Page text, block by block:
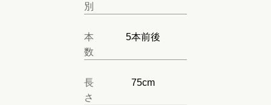
別
本
数
5本前後
長
さ
75cm